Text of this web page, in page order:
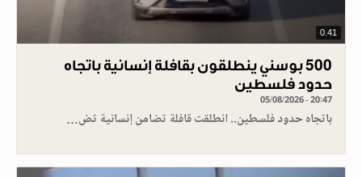
0.41
500 بوسني ينطلقون بقافلة إنسانية باتجاه
حدود فلسطين
05/08/2026 - 20:47
باتجاه حدود فلسطين.. انطلقت قافلة تضامن إنسانية تض…